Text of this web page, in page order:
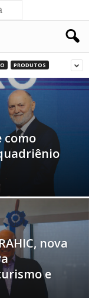
PRODUTOS
como
nova
e